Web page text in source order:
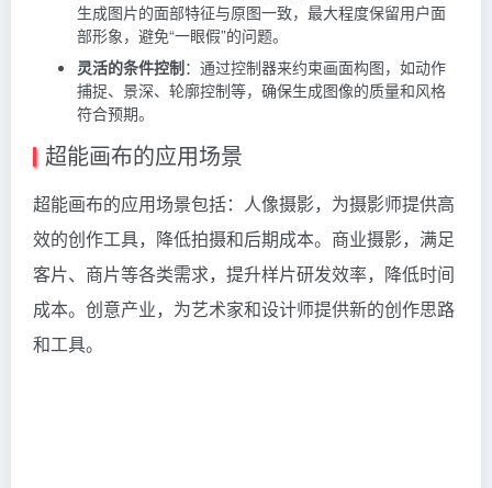
生成图片的面部特征与原图一致，最大程度保留用户面
部形象，避免“一眼假”的问题。
灵活的条件控制：通过控制器来约束画面构图，如动作
捕捉、景深、轮廓控制等，确保生成图像的质量和风格
符合预期。
超能画布的应用场景
超能画布的应用场景包括：人像摄影，为摄影师提供高
效的创作工具，降低拍摄和后期成本。商业摄影，满足
客片、商片等各类需求，提升样片研发效率，降低时间
成本。创意产业，为艺术家和设计师提供新的创作思路
和工具。